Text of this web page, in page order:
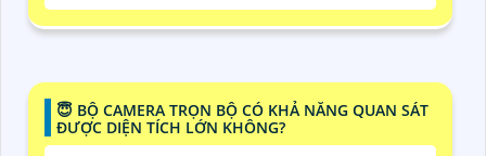
😇 BỘ CAMERA TRỌN BỘ CÓ KHẢ NĂNG QUAN SÁT
ĐƯỢC DIỆN TÍCH LỚN KHÔNG?